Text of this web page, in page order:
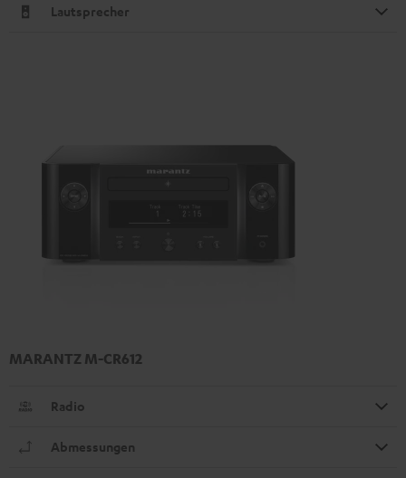
Lautsprecher
MARANTZ M-CR612
Radio
Abmessungen